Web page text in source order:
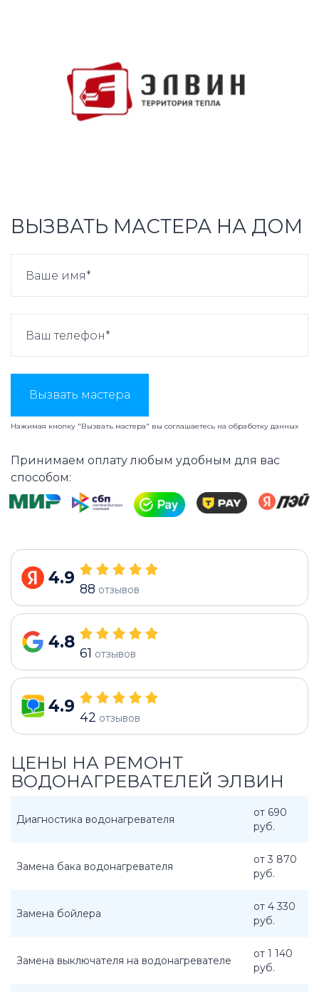
ВЫЗВАТЬ МАСТЕРА НА ДОМ
Вызвать мастера
Нажимая кнопку "Вызвать мастера" вы соглашаетесь на обработку данных
Принимаем оплату любым удобным для вас
способом:
4.9
88 отзывов
4.8
61 отзывов
4.9
42 отзывов
ЦЕНЫ НА РЕМОНТ
ВОДОНАГРЕВАТЕЛЕЙ ЭЛВИН
Диагностика водонагревателя
от 690
руб.
Замена бака водонагревателя
от 3 870
руб.
Замена бойлера
от 4 330
руб.
Замена выключателя на водонагревателе
от 1 140
руб.